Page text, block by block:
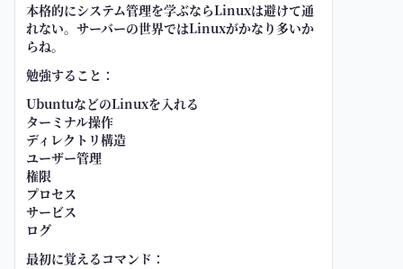
本格的にシステム管理を学ぶならLinuxは避けて通
れない。サーバーの世界ではLinuxがかなり多いか
らね。
勉強すること：
UbuntuなどのLinuxを入れる
ターミナル操作
ディレクトリ構造
ユーザー管理
権限
プロセス
サービス
ログ
最初に覚えるコマンド：